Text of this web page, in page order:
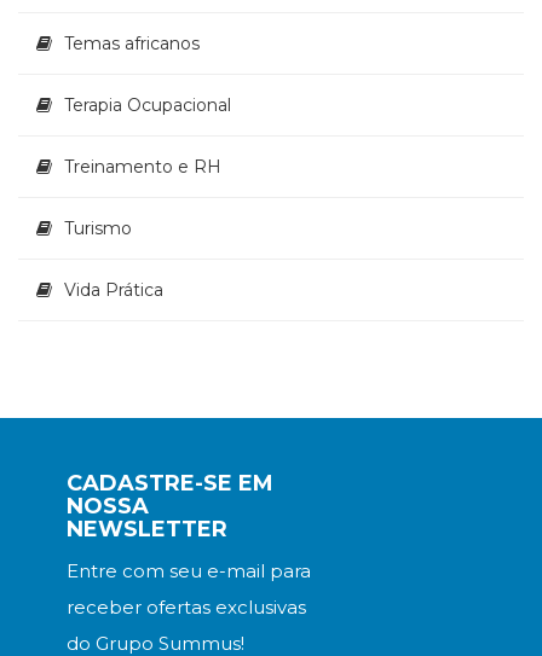
Temas africanos
Terapia Ocupacional
Treinamento e RH
Turismo
Vida Prática
CADASTRE-SE EM
NOSSA
NEWSLETTER
Entre com seu e-mail para
receber ofertas exclusivas
do Grupo Summus!